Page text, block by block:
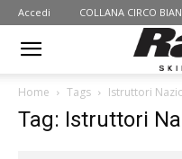
Accedi COLLANA CIRCO
Home Tags Istruttori
Tag: Istruttori